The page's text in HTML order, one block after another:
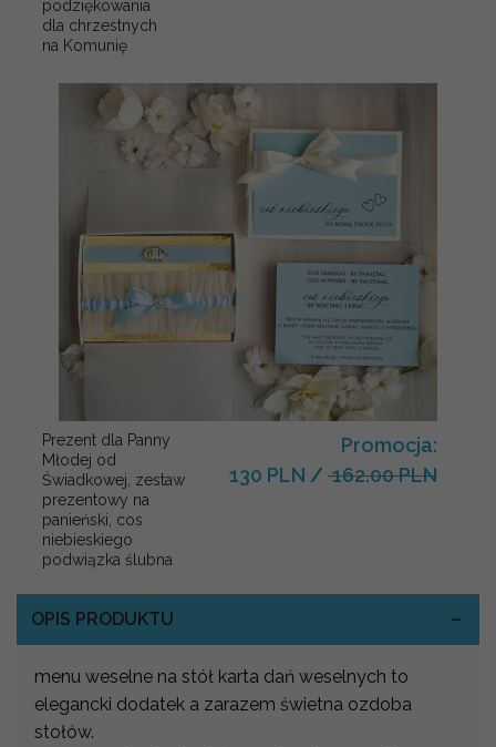
podziękowania
dla chrzestnych
na Komunię
Prezent dla Panny
Młodej od
Świadkowej, zestaw
prezentowy na
panieński, cos
niebieskiego
podwiązka ślubna
Promocja:
130 PLN / 162.00 PLN
OPIS PRODUKTU
menu weselne na stół karta dań weselnych to
elegancki dodatek a zarazem świetna ozdoba
stołów.